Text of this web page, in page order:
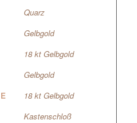
Quarz
Gelbgold
18 kt Gelbgold
Gelbgold
18 kt Gelbgold
Kastenschloß